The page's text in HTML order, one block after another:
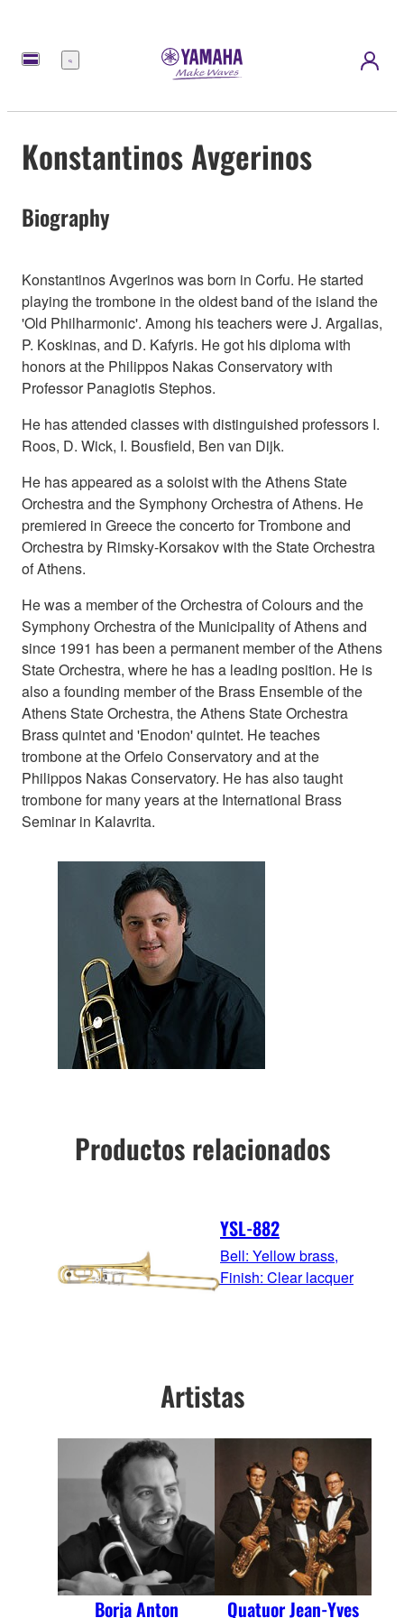
Menú
Konstantinos Avgerinos
Biography
Konstantinos Avgerinos was born in Corfu. He started
playing the trombone in the oldest band of the island the
'Old Philharmonic'. Among his teachers were J. Argalias,
P. Koskinas, and D. Kafyris. He got his diploma with
honors at the Philippos Nakas Conservatory with
Professor Panagiotis Stephos.
He has attended classes with distinguished professors I.
Roos, D. Wick, I. Bousfield, Ben van Dijk.
He has appeared as a soloist with the Athens State
Orchestra and the Symphony Orchestra of Athens. He
premiered in Greece the concerto for Trombone and
Orchestra by Rimsky-Korsakov with the State Orchestra
of Athens.
He was a member of the Orchestra of Colours and the
Symphony Orchestra of the Municipality of Athens and
since 1991 has been a permanent member of the Athens
State Orchestra, where he has a leading position. He is
also a founding member of the Brass Ensemble of the
Athens State Orchestra, the Athens State Orchestra
Brass quintet and 'Enodon' quintet. He teaches
trombone at the Orfeio Conservatory and at the
Philippos Nakas Conservatory. He has also taught
trombone for many years at the International Brass
Seminar in Kalavrita.
Productos relacionados
YSL-882
Bell: Yellow brass,
Finish: Clear lacquer
Artistas
Borja Anton Quatuor Jean-Yves